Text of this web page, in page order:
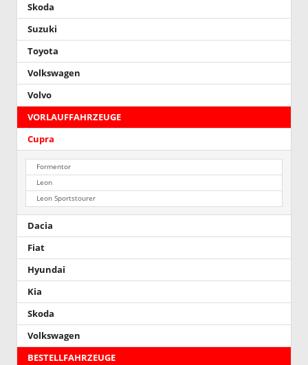
Skoda
Suzuki
Toyota
Volkswagen
Volvo
VORLAUFFAHRZEUGE
Cupra
Formentor
Leon
Leon Sportstourer
Dacia
Fiat
Hyundai
Kia
Skoda
Volkswagen
BESTELLFAHRZEUGE